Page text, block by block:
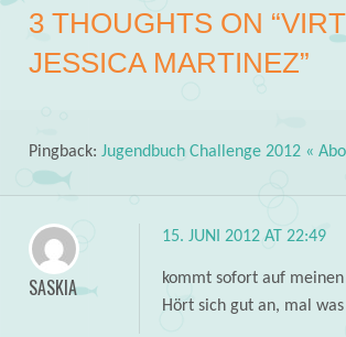
3 THOUGHTS ON “
JESSICA MARTINEZ”
Pingback: Jugendbuch Challenge 2012 «
SASKIA
15. JUNI 2012 AT 22:49
kommt sofort auf
Hört sich gut an, mal